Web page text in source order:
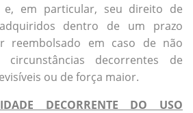
e, em particular, seu direito de
dentro de um prazo
reembolsado em caso de não
decorrentes de
ou de força maior.
DECORRENTE DO USO